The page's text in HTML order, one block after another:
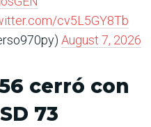
cv5L5GY8Tb
August 7, 2026
cerró con
73